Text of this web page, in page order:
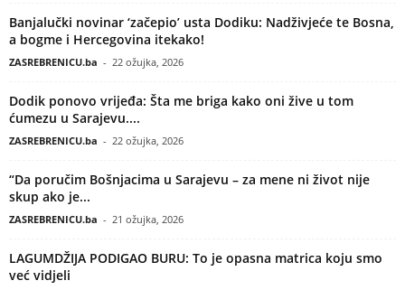
Banjalučki novinar ‘začepio’ usta Dodiku: Nadživjeće te Bosna,
a bogme i Hercegovina itekako!
ZASREBRENICU.ba - 22 ožujka, 2026
Dodik ponovo vrijeđa: Šta me briga kako oni žive u tom
ćumezu u Sarajevu....
ZASREBRENICU.ba - 22 ožujka, 2026
“Da poručim Bošnjacima u Sarajevu – za mene ni život nije
skup ako je...
ZASREBRENICU.ba - 21 ožujka, 2026
LAGUMDŽIJA PODIGAO BURU: To je opasna matrica koju smo
već vidjeli